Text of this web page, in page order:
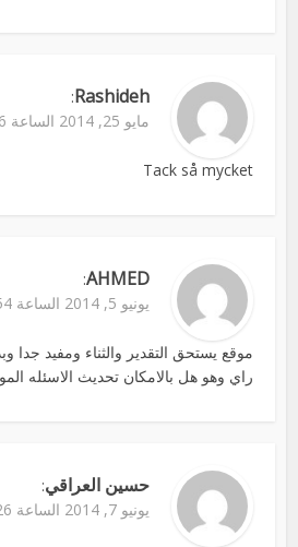
Rashideh
:
مايو 25, 2014 الساعة 8:16 ص
Tack så mycket
AHMED
:
يونيو 5, 2014 الساعة 5:54 م
موقع يستحق التقدير والثناء ومفيد جدا
راي وهو هل بالامكان تحديث الاسئله
حسين العراقي:
يونيو 7, 2014 الساعة 7:26 ص